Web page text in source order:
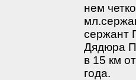
нем
сержант
Дядюра
в 15 км
года.